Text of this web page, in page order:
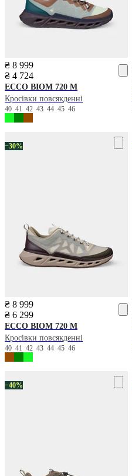
₴ 8 999
₴ 4 724
ECCO BIOM 720 M
Кросівки повсякденні
40 41 42 43 44 45 46
−30%
₴ 8 999
₴ 6 299
ECCO BIOM 720 M
Кросівки повсякденні
40 41 42 43 44 45 46
−40%